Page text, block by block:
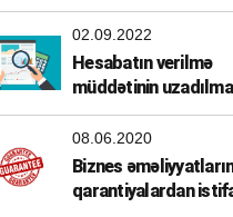
02.09.2022
Hesabatın verilmə
müddətinin
tənzimlənir?
08.06.2020
Biznes
qarantiyalardan